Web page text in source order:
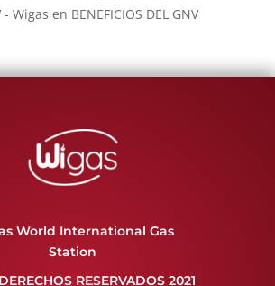
- Wigas en BENEFICIOS DEL GNV
World International Gas
Station
RESERVADOS 2021